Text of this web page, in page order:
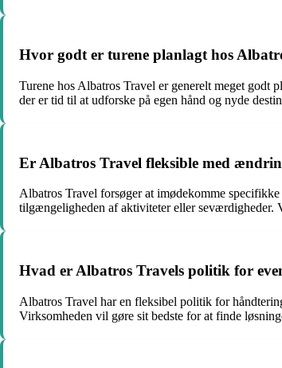
Hvor godt er turene planlagt hos
Turene hos Albatros Travel er generelt meget godt
der er tid til at udforske på egen hånd og nyde
Er Albatros Travel fleksible med
Albatros Travel forsøger at imødekomme
tilgængeligheden af aktiviteter eller seværdigheder.
Hvad er Albatros Travels politik for
Albatros Travel har en fleksibel politik for
Virksomheden vil gøre sit bedste for at finde